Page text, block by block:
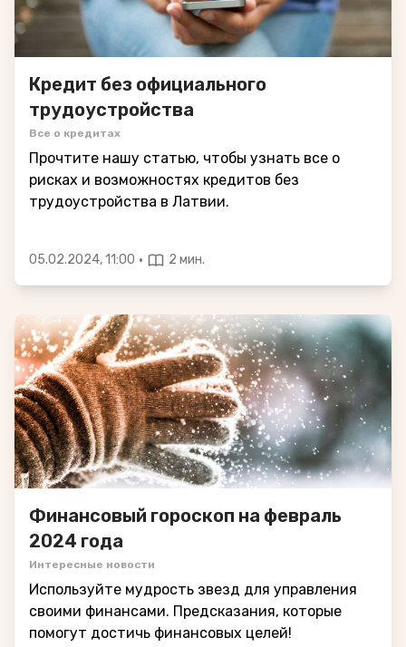
Кредит без официального
трудоустройства
Все о кредитах
Прочтите нашу статью, чтобы узнать все о
рисках и возможностях кредитов без
трудоустройства в Латвии.
05.02.2024, 11:00 · 2 мин.
Финансовый гороскоп на февраль
2024 года
Интересные новости
Используйте мудрость звезд для управления
своими финансами. Предсказания, которые
помогут достичь финансовых целей!